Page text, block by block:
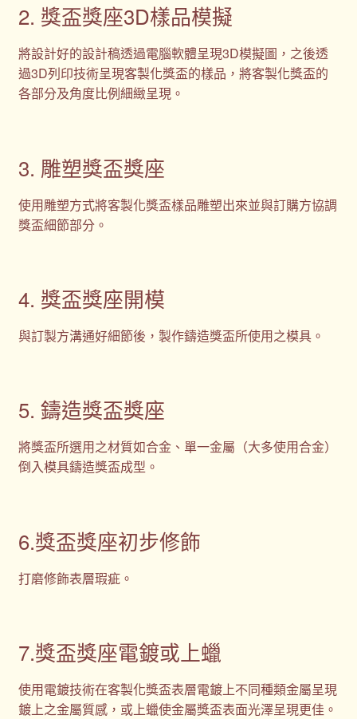
2. 獎盃獎座3D樣品模擬
將設計好的設計稿透過電腦軟體呈現3D模擬圖，之後透
過3D列印技術呈現客製化獎盃的樣品，將客製化獎盃的
各部分及角度比例細緻呈現。
3. 雕塑獎盃獎座
使用雕塑方式將客製化獎盃樣品雕塑出來並與訂購方協調
獎盃細節部分。
4. 獎盃獎座開模
與訂製方溝通好細節後，製作鑄造獎盃所使用之模具。
5. 鑄造獎盃獎座
將獎盃所選用之材質如合金、單一金屬（大多使用合金）
倒入模具鑄造獎盃成型。
6.獎盃獎座初步修飾
打磨修飾表層瑕疵。
7.獎盃獎座電鍍或上蠟
使用電鍍技術在客製化獎盃表層電鍍上不同種類金屬呈現
鍍上之金屬質感，或上蠟使金屬獎盃表面光澤呈現更佳。